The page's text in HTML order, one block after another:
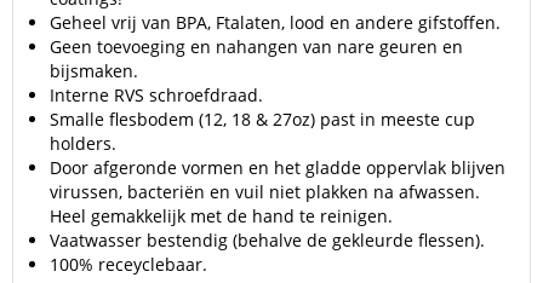
Geheel vrij van BPA, Ftalaten, lood en andere gifstoffen.
Geen toevoeging en nahangen van nare geuren en
bijsmaken.
Interne RVS schroefdraad.
Smalle flesbodem (12, 18 & 27oz) past in meeste cup
holders.
Door afgeronde vormen en het gladde oppervlak blijven
virussen, bacteriën en vuil niet plakken na afwassen.
Heel gemakkelijk met de hand te reinigen.
Vaatwasser bestendig (behalve de gekleurde flessen).
100% receyclebaar.